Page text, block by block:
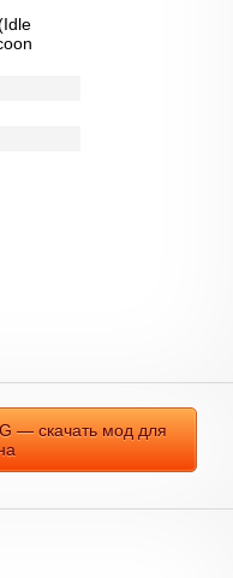
— скачать мод для